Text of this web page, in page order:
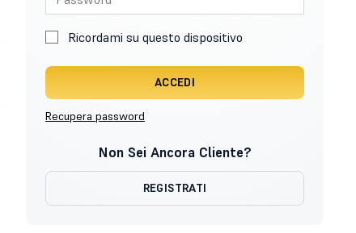
Ricordami su questo dispositivo
ACCEDI
Recupera password
Non Sei Ancora Cliente?
REGISTRATI